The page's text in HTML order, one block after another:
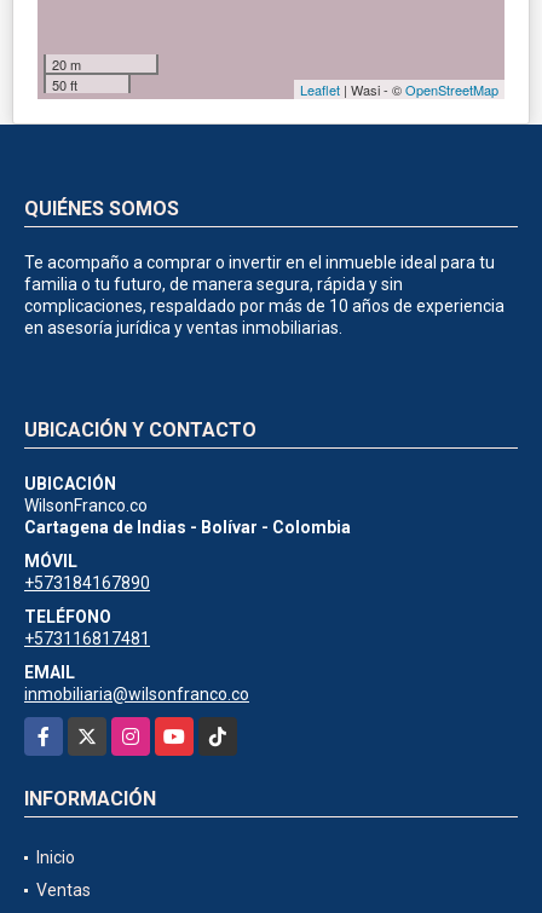
20 m
50 ft
Leaflet | Wasi - ©OpenStreetMap
QUIÉNES SOMOS
Te acompaño a comprar o invertir en el inmueble ideal para tu
familia o tu futuro, de manera segura, rápida y sin
complicaciones, respaldado por más de 10 años de experiencia
en asesoría jurídica y ventas inmobiliarias.
UBICACIÓN Y CONTACTO
UBICACIÓN
WilsonFranco.co
Cartagena de Indias - Bolívar - Colombia
MÓVIL
+573184167890
TELÉFONO
+573116817481
EMAIL
inmobiliaria@wilsonfranco.co
Facebook
InstagramYouTubeTikTok
INFORMACIÓN
Inicio
Ventas